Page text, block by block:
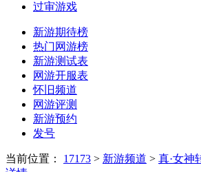
过审游戏
新游期待榜
热门网游榜
新游测试表
网游开服表
怀旧频道
网游评测
新游预约
发号
当前位置： 17173 > 新游频道 > 真·女神